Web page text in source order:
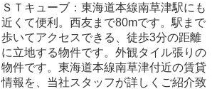
ＳＴキューブ：東海道本線南草津駅にも
近くて便利。西友まで80mです。駅まで
歩いてアクセスできる、徒歩3分の距離
に立地する物件です。外観タイル張りの
物件です。東海道本線南草津付近の賃貸
情報を、当社スタッフが詳しくご紹介致